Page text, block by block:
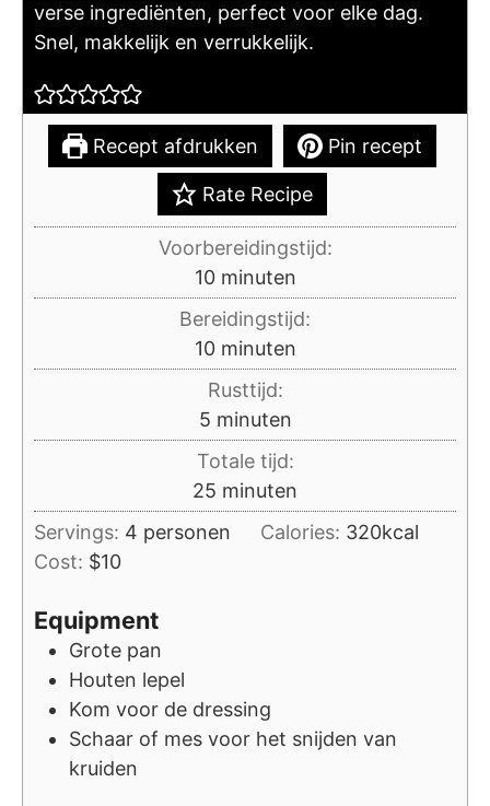
verse ingrediënten, perfect voor elke dag.
Snel, makkelijk en verrukkelijk.
Recept afdrukken Pin recept
Rate Recipe
Voorbereidingstijd:
10minuten
minuten
Bereidingstijd:
10minuten
minuten
Rusttijd:
5minuten
minuten
Totale tijd:
25 minuten
minuten
Servings: 4 personen Calories: 320kcal
Cost: $10
Equipment
Grote pan
Houten lepel
Kom voor de dressing
Schaar of mes voor het snijden van
kruiden